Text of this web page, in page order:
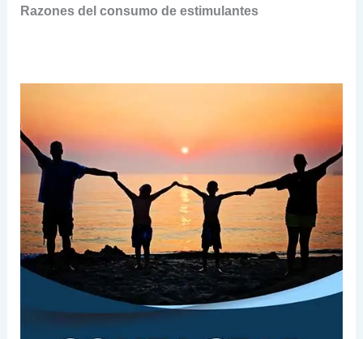
Razones del consumo de estimulantes